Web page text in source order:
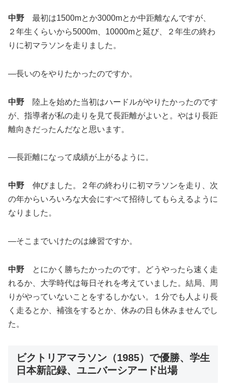
中野 最初は1500mとか3000mとか中距離なんですが、
２年生くらいから5000m、10000mと延び、２年生の終わ
りに初マラソンを走りました。
―長いのをやりたかったのですか。
中野 陸上を始めた当初はハードルがやりたかったのです
が、指導者が私の走りを見て長距離がよいと。やはり長距
離向きだったんだなと思います。
―長距離になって成績が上がるように。
中野 伸びました。２年の終わりに初マラソンを走り、次
の年からいろいろな大会にすべて招待してもらえるように
なりました。
―そこまでいけたのは練習ですか。
中野 とにかく勝ちたかったのです。どうやったら速く走
れるか、大学時代は毎日それを考えていました。結局、周
りがやっていないことをするしかない。１分でも人より長
く走るとか、補強をするとか、休みの日も休みませんでし
た。
ビクトリアマラソン（1985）で優勝、学生
日本新記録、ユニバーシアード出場